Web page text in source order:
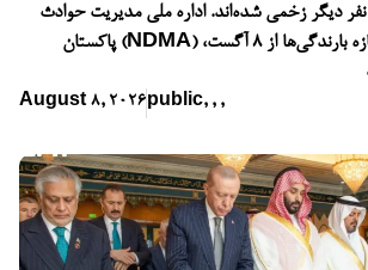
۱۵۱ نفر رسیده و ۴۴۸ نفر دیگر زخمی شده‌اند. اداره ملی مدیریت حوادث
پاکستان (NDMA) با پیش‌بینی آغاز موج تازه بارندگی‌ها از ۸ آگست،
August 8, 2026 public, , ,